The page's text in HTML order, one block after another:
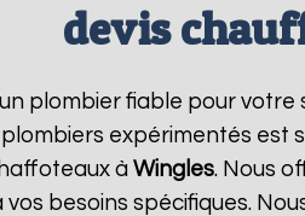
devis
plombier fiable pour
expérimentés est
à Wingles. Nous
besoins spécifiques.